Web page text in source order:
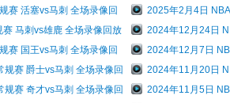
赛 活塞vs马刺 全场录像回
2025年2月4日
马刺vs雄鹿 全场录像回放
2024年12月24日
赛 国王vs马刺 全场录像回
2024年12月7日
赛 爵士vs马刺 全场录像回
2024年11月20日
赛 奇才vs马刺 全场录像回
2024年11月5日